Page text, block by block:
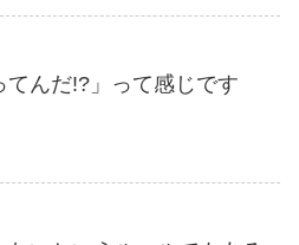
てんだ!?」って感じです